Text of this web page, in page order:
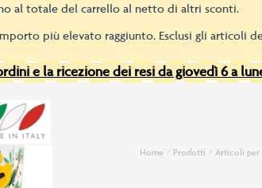
al totale del carrello al netto di altri sconti.
più elevato raggiunto. Esclusi gli articoli
e la ricezione dei resi da giovedì 6 a
Home Prodotti Articoli per